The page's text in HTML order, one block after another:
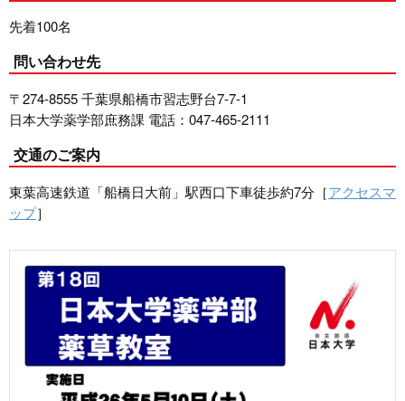
先着100名
問い合わせ先
〒274-8555 千葉県船橋市習志野台7-7-1
日本大学薬学部庶務課 電話：047-465-2111
交通のご案内
東葉高速鉄道「船橋日大前」駅西口下車徒歩約7分［アクセスマ
ップ］